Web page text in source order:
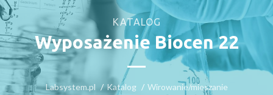
KATALOG
Wyposażenie Biocen 22
Labsystem.pl Katalog
Wirowanie/mieszanie